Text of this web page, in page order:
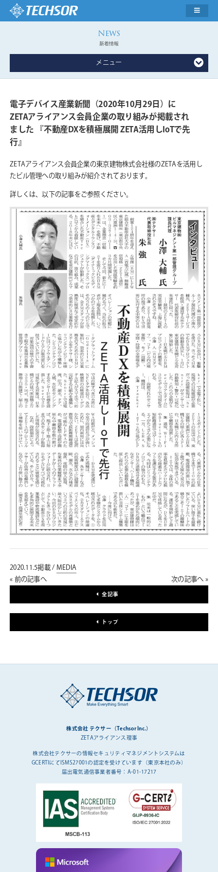
新着情報
メニュー
電子デバイス産業新聞（2020年10月29日）に
ZETAアライアンス会員企業の取り組みが掲載され
ました 『不動産DXを積極展開 ZETA活用しIoTで先
行』
ZETAアライアンス会員企業の東京建物株式会社様のZETAを活用し
たビル管理への取り組みが紹介されております。
詳しくは、以下の記事をご参照ください。
2020.11.5掲載 / MEDIA
« 前の記事へ
次の記事へ »
全記事
トップ
株式会社 テクサー（Techsor Inc.）
ZETAアライアンス理事
株式会社テクサーの情報セキュリティマネジメントシステムは
GCERTIにてISMS27001の認定を受けています（東京本社のみ）
届出電気通信事業者番号：A-01-17217